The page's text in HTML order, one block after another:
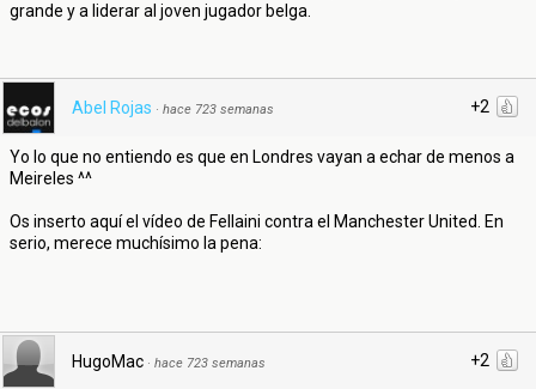
grande y a liderar al joven jugador belga.
+2
Abel Rojas · hace 723 semanas
Yo lo que no entiendo es que en Londres vayan a echar de menos a
Meireles ^^
Os inserto aquí el vídeo de Fellaini contra el Manchester United. En
serio, merece muchísimo la pena:
+2
HugoMac · hace 723 semanas